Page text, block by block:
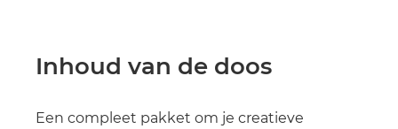
Inhoud van de doos
Een compleet pakket om je creatieve